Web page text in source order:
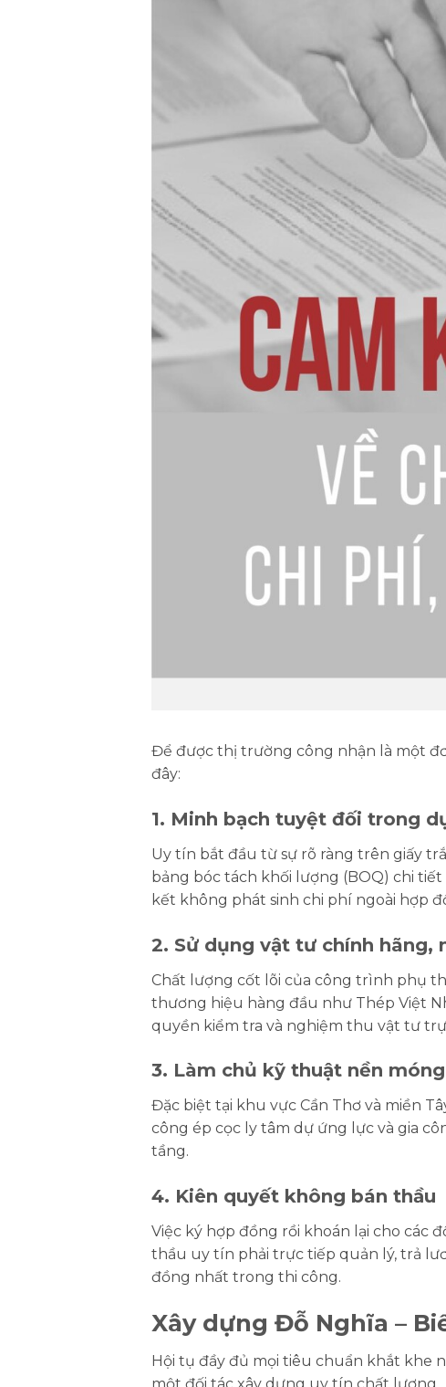
Để được thị trường công nhận là một
đây:
1. Minh bạch tuyệt đối trong
Uy tín bắt đầu từ sự rõ ràng trên giấy
bảng bóc tách khối lượng (BOQ) chi
kết không phát sinh chi phí ngoài hợp
2. Sử dụng vật tư chính hãng,
Chất lượng cốt lõi của công trình phụ
thương hiệu hàng đầu như Thép Việt
quyền kiểm tra và nghiệm thu vật tư
3. Làm chủ kỹ thuật nền
Đặc biệt tại khu vực Cần Thơ và miền
công ép cọc ly tâm dự ứng lực và gia
tầng.
4. Kiên quyết không bán thầu
Việc ký hợp đồng rồi khoán lại cho các
thầu uy tín phải trực tiếp quản lý, trả
đồng nhất trong thi công.
Xây dựng Đỗ Nghĩa –
Hội tụ đầy đủ mọi tiêu chuẩn khắt khe